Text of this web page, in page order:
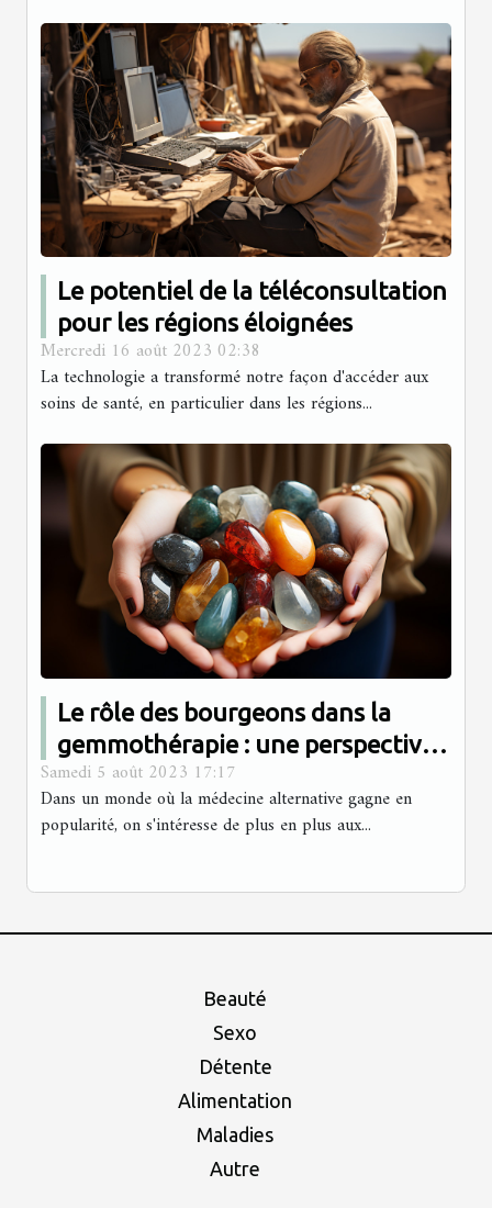
Le potentiel de la téléconsultation
pour les régions éloignées
Mercredi 16 août 2023 02:38
La technologie a transformé notre façon d'accéder aux
soins de santé, en particulier dans les régions...
Le rôle des bourgeons dans la
gemmothérapie : une perspective
scientifique
Samedi 5 août 2023 17:17
Dans un monde où la médecine alternative gagne en
popularité, on s'intéresse de plus en plus aux...
Beauté
Sexo
Détente
Alimentation
Maladies
Autre